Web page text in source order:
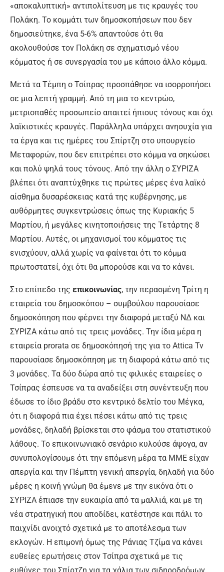
«αποκαλυπτική» αντιπολίτευση με τις κραυγές του
Πολάκη. Το κομμάτι των δημοσκοπήσεων που δεν
δημοσιεύτηκε, ένα 5-6% απαντούσε ότι θα
ακολουθούσε τον Πολάκη σε σχηματισμό νέου
κόμματος ή σε συνεργασία του με κάποιο άλλο κόμμα.
Μετά τα Τέμπη ο Τσίπρας προσπάθησε να ισορροπήσει
σε μια λεπτή γραμμή. Από τη μια το κεντρώο,
μετριοπαθές προσωπείο απαιτεί ήπιους τόνους και όχι
λαϊκιστικές κραυγές. Παράλληλα υπάρχει ανησυχία για
τα έργα και τις ημέρες του Σπίρτζη στο υπουργείο
Μεταφορών, που δεν επιτρέπει στο κόμμα να σηκώσει
και πολύ ψηλά τους τόνους. Από την άλλη ο ΣΥΡΙΖΑ
βλέπει ότι αναπτύχθηκε τις πρώτες μέρες ένα λαϊκό
αίσθημα δυσαρέσκειας κατά της κυβέρνησης, με
αυθόρμητες συγκεντρώσεις όπως της Κυριακής 5
Μαρτίου, ή μεγάλες κινητοποιήσεις της Τετάρτης 8
Μαρτίου. Αυτές, οι μηχανισμοί του κόμματος τις
ενισχύουν, αλλά χωρίς να φαίνεται ότι το κόμμα
πρωτοστατεί, όχι ότι θα μπορούσε και να το κάνει.
Στο επίπεδο της επικοινωνίας, την περασμένη Τρίτη η
εταιρεία του δημοσκόπου – συμβούλου παρουσίασε
δημοσκόπηση που φέρνει την διαφορά μεταξύ ΝΔ και
ΣΥΡΙΖΑ κάτω από τις τρεις μονάδες. Την ίδια μέρα η
εταιρεία prorata σε δημοσκόπησή της για το Attica Tv
παρουσίασε δημοσκόπηση με τη διαφορά κάτω από τις
3 μονάδες. Τα δύο δώρα από τις φιλικές εταιρείες ο
Τσίπρας έσπευσε να τα αναδείξει στη συνέντευξη που
έδωσε το ίδιο βράδυ στο κεντρικό δελτίο του Μέγκα,
ότι η διαφορά πια έχει πέσει κάτω από τις τρεις
μονάδες, δηλαδή βρίσκεται στο φάσμα του στατιστικού
λάθους. Το επικοινωνιακό σενάριο κυλούσε άψογα, αν
συνυπολογίσουμε ότι την επόμενη μέρα τα ΜΜΕ είχαν
απεργία και την Πέμπτη γενική απεργία, δηλαδή για δύο
μέρες η κοινή γνώμη θα έμενε με την εικόνα ότι ο
ΣΥΡΙΖΑ έπιασε την ευκαιρία από τα μαλλιά, και με τη
νέα στρατηγική που αποδίδει, κατέστησε και πάλι το
παιχνίδι ανοιχτό σχετικά με το αποτέλεσμα των
εκλογών. Η επιμονή όμως της Ράνιας Τζίμα να κάνει
ευθείες ερωτήσεις στον Τσίπρα σχετικά με τις
ευθύνες του Σπίρτζη για τα χάλια των σιδηροδρόμων